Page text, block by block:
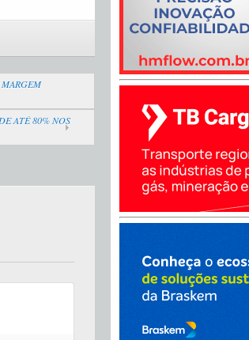
MARGEM
ATÉ 80% NOS